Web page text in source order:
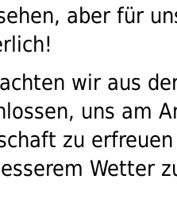
aber für
wir aus
uns am
zu
Wetter